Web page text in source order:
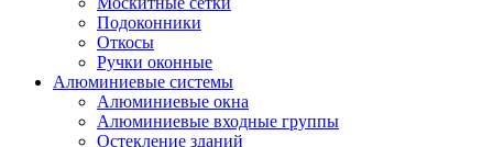
Подоконники
Откосы
Ручки оконные
Алюминиевые системы
Алюминиевые окна
Алюминиевые входные группы
Остекление зданий